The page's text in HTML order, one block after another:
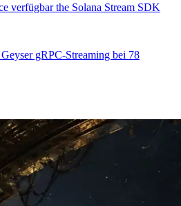
verfügbar the Solana Stream SDK
gRPC-Streaming bei 78